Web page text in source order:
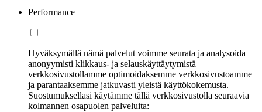
Performance
Hyväksymällä nämä palvelut voimme seurata ja analysoida
anonyymisti klikkaus- ja selauskäyttäytymistä
verkkosivustollamme optimoidaksemme verkkosivustoamme
ja parantaaksemme jatkuvasti yleistä käyttökokemusta.
Suostumuksellasi käytämme tällä verkkosivustolla seuraavia
kolmannen osapuolen palveluita: